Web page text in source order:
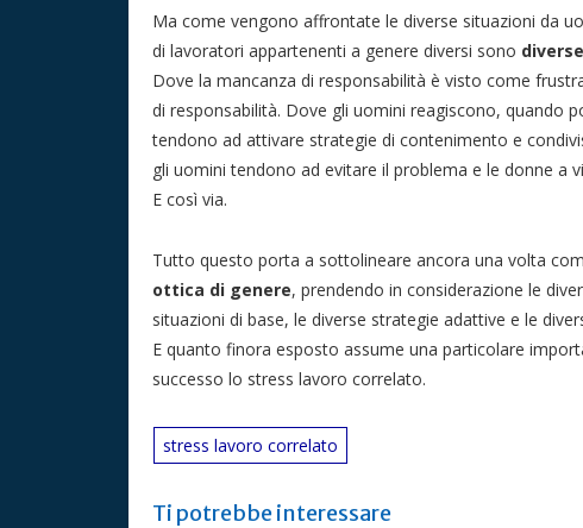
Ma come vengono affrontate le diverse situazioni da
di lavoratori appartenenti a genere diversi sono diverse
Dove la mancanza di responsabilità è visto come
di responsabilità. Dove gli uomini reagiscono, quando
tendono ad attivare strategie di contenimento e
gli uomini tendono ad evitare il problema e le donne a
E così via.
Tutto questo porta a sottolineare ancora una volta
ottica di genere, prendendo in considerazione le
situazioni di base, le diverse strategie adattive e le
E quanto finora esposto assume una particolare
successo lo stress lavoro correlato.
stress lavoro correlato
Ti potrebbe interessare